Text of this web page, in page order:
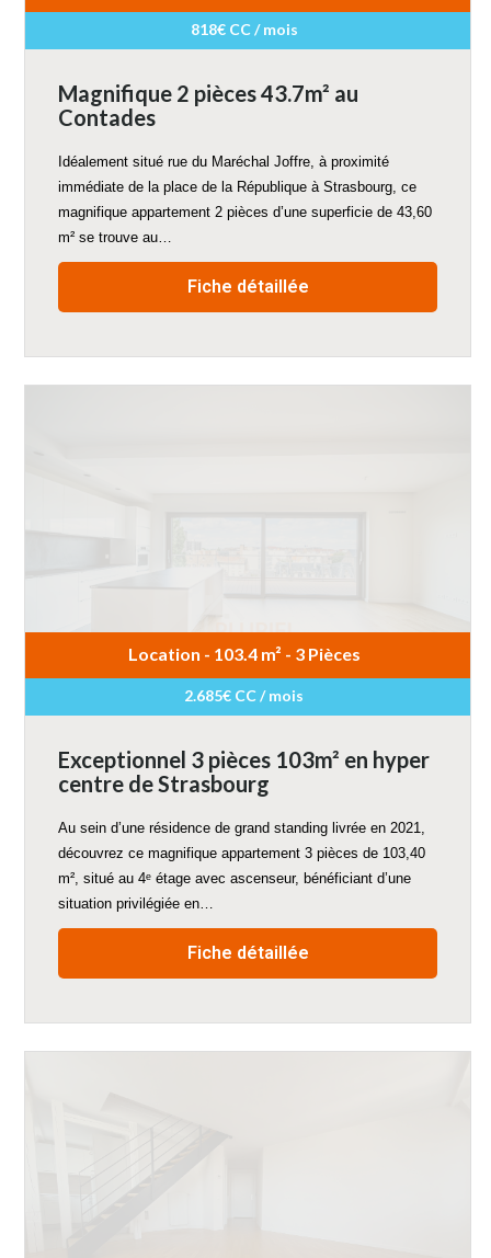
818€ CC / mois
Magnifique 2 pièces 43.7m² au
Contades
Idéalement situé rue du Maréchal Joffre, à proximité
immédiate de la place de la République à Strasbourg, ce
magnifique appartement 2 pièces d’une superficie de 43,60
m² se trouve au…
Fiche détaillée
Location - 103.4 m² - 3 Pièces
2.685€ CC / mois
Exceptionnel 3 pièces 103m² en hyper
centre de Strasbourg
Au sein d’une résidence de grand standing livrée en 2021,
découvrez ce magnifique appartement 3 pièces de 103,40
m², situé au 4ᵉ étage avec ascenseur, bénéficiant d’une
situation privilégiée en…
Fiche détaillée